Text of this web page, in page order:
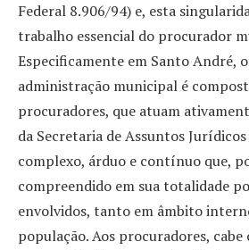
Federal 8.906/94) e, esta
trabalho essencial do procurador
Especificamente em Santo André,
administração municipal é
procuradores, que atuam
da Secretaria de Assuntos
complexo, árduo e contínuo que,
compreendido em sua totalidade
envolvidos, tanto em âmbito
população. Aos procuradores,